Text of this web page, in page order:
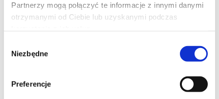
Partnerzy mogą połączyć te informacje z innymi danymi
otrzymanymi od Ciebie lub uzyskanymi podczas
zgody
Niezbędne
Preferencje
Kino bez barier: Pieśni lasu
Czas trwania: 1 godzina i 33 minuty. Kraj produkcji: Francja.
Gatunek: dokumentalny.
polską audiodeskrypcją i tłumaczeniem na polski język migowy.
PIEŚNI LASU, reż. Vincent Munier, Francja 2025, 93'